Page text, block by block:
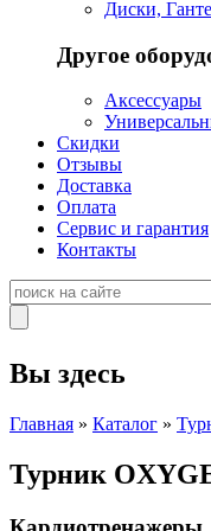
Диски,
Другое
Аксессуары
Скидки
Отзывы
Доставка
Оплата
Сервис и гарантия
Контакты
Вы здесь
Главная » Каталог »
Турник